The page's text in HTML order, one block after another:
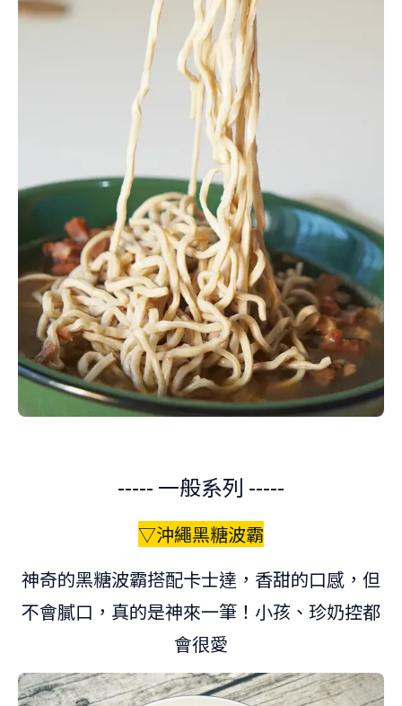
----- 一般系列 -----
▽沖繩黑糖波霸
神奇的黑糖波霸搭配卡士達，香甜的口感，但
不會膩口，真的是神來一筆！小孩、珍奶控都
會很愛